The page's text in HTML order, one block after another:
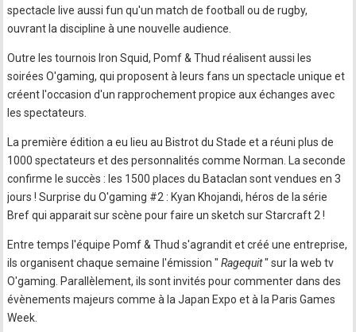
spectacle live aussi fun qu'un match de football ou de rugby,
ouvrant la discipline à une nouvelle audience.
Outre les tournois Iron Squid, Pomf & Thud réalisent aussi les
soirées O'gaming, qui proposent à leurs fans un spectacle unique et
créent l'occasion d'un rapprochement propice aux échanges avec
les spectateurs.
La première édition a eu lieu au Bistrot du Stade et a réuni plus de
1000 spectateurs et des personnalités comme Norman. La seconde
confirme le succès : les 1500 places du Bataclan sont vendues en 3
jours ! Surprise du O'gaming #2 : Kyan Khojandi, héros de la série
Bref qui apparait sur scène pour faire un sketch sur Starcraft 2 !
Entre temps l'équipe Pomf & Thud s'agrandit et créé une entreprise,
ils organisent chaque semaine l'émission " Ragequit" sur la web tv
O'gaming. Parallèlement, ils sont invités pour commenter dans des
évènements majeurs comme à la Japan Expo et à la Paris Games
Week.